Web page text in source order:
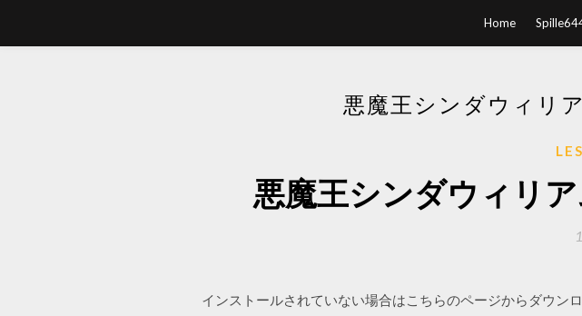
Home
悪魔王シンダウィリ
悪魔王シンダウィリ
インストールされていない場合はこちらのページからダウン